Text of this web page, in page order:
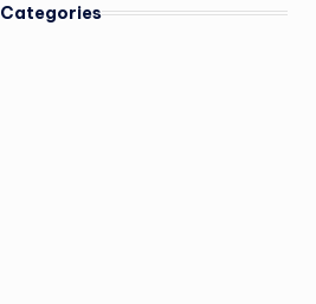
Categories